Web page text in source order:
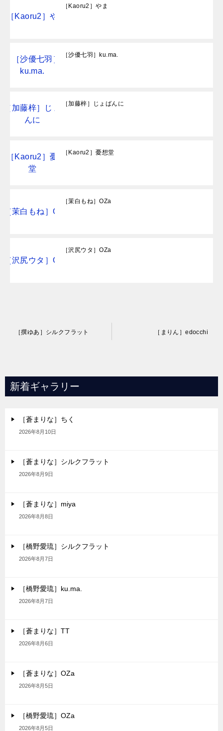
［Kaoru2］やま
［沙優七羽］ku.ma.
［加藤梓］じょばんに
［Kaoru2］憂想堂
［茉白もね］OZa
［沢尻ウタ］OZa
ビ
ゲ
ン
［撰ゆあ］シルクフラット ［まりん］edocchi
新着ギャラリー
［蒼まりな］ちく
2026年8月10日
［蒼まりな］シルクフラット
2026年8月9日
［蒼まりな］miya
2026年8月8日
［橋野愛琉］シルクフラット
2026年8月7日
［橋野愛琉］ku.ma.
2026年8月7日
［蒼まりな］TT
2026年8月6日
［蒼まりな］OZa
2026年8月5日
［橋野愛琉］OZa
2026年8月5日